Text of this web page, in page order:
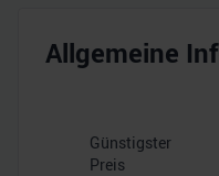
Allgemeine
Günstigster
Preis